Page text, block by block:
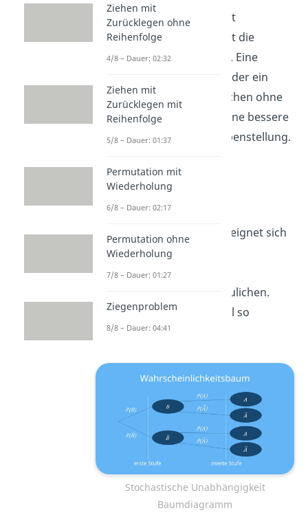
Informationen strukturiert
abzubilden. Das erleichtert die
Berechnung im Anschluss. Eine
einfache Vierfelder Tafel oder ein
Venn Diagramm
ermöglichen ohne
großen Arbeitsaufwand eine bessere
Übersicht über die Aufgabenstellung.
Unabhängigkeit im
Baumdiagramm
Auch ein Baumdiagramm eignet sich
hervorragend dazu
dieUnabhängigkeit von
zu veranschaulichen.
Dieses würde zum Beispiel so
aussehen:
Stochastische Unabhängigkeit
Baumdiagramm
Ziehen mit
Zurücklegen ohne
Reihenfolge
4/8 – Dauer: 02:32
Ziehen mit
Zurücklegen mit
Reihenfolge
5/8 – Dauer: 01:37
Permutation mit
Wiederholung
6/8 – Dauer: 02:17
Permutation ohne
Wiederholung
7/8 – Dauer: 01:27
Ziegenproblem
8/8 – Dauer: 04:41